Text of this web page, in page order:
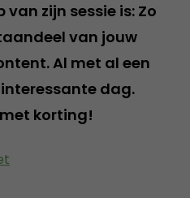
van zijn sessie is: Zo
van jouw
Al met al een
dag.
korting!